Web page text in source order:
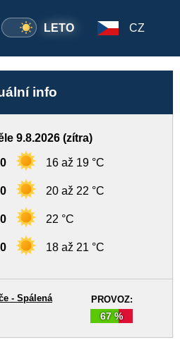
LETO CZ
info
9.8.2026 (zítra)
16 až 19 °C
20 až 22 °C
22 °C
18 až 21 °C
PROVOZ:
67 %
- Spálená